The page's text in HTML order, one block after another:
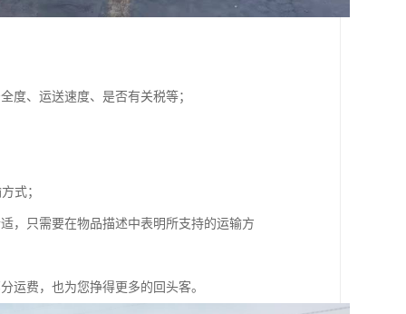
度、运送速度、是否有关税等；
式；
，只需要在物品描述中表明所支持的运输方
运费，也为您挣得更多的回头客。